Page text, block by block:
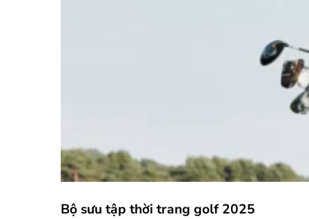
Bộ sưu tập thời trang golf 2025